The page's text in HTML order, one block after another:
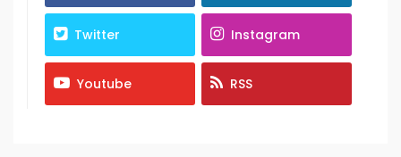
Twitter Instagram
Youtube RSS